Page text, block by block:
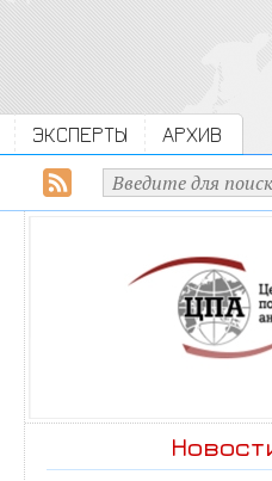
ЭКСПЕРТЫ АРХИВ